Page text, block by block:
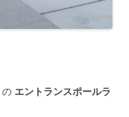
の エントランスポールラ